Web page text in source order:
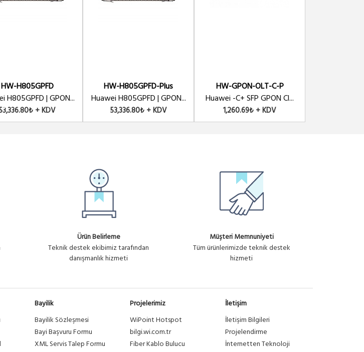
HW-H805GPFD
H805GPFD | GPON...
+ KDV
HW-H805GPFD-Plus
Huawei H805GPFD | GPON...
53,336.80₺ + KDV
HW-GPON-OLT-C-P
Huawei -C+ SFP GPON Cl...
1,260.69₺ + KDV
Ürün Belirleme
Teknik destek ekibimiz tarafından
danışmanlık hizmeti
Müşteri Memnuniyeti
Tüm ürünlerimizde teknik destek
hizmeti
Bayilik
Bayilik Sözleşmesi
Bayi Başvuru Formu
XML Servis Talep Formu
Projelerimiz
WiPoint Hotspot
bilgi.wi.com.tr
Fiber Kablo Bulucu
İletişim
İletişim Bilgileri
Projelendirme
İnternetten Teknoloji